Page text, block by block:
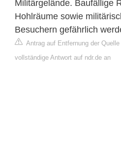
Militärgelände. Baufällige
Hohlräume sowie
Besuchern gefährlich
Antrag auf Entfernung der Quelle
vollständige Antwort auf ndr.de an